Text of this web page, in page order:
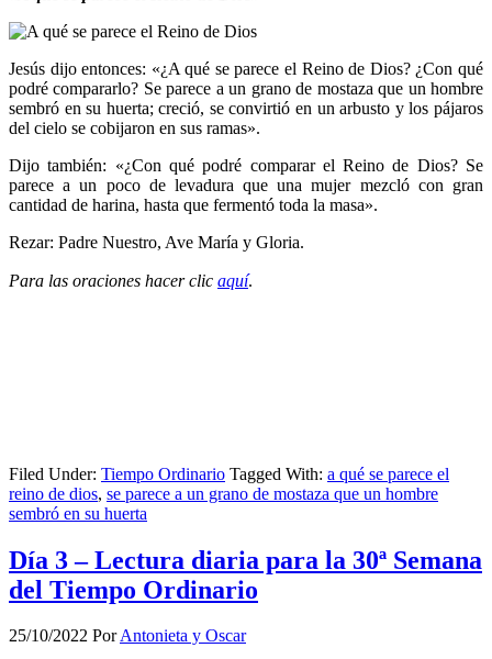
Jesús dijo entonces: «¿A qué se parece el Reino de Dios? ¿Con qué
podré compararlo? Se parece a un grano de mostaza que un hombre
sembró en su huerta; creció, se convirtió en un arbusto y los pájaros
del cielo se cobijaron en sus ramas».
Dijo también: «¿Con qué podré comparar el Reino de Dios? Se
parece a un poco de levadura que una mujer mezcló con gran
cantidad de harina, hasta que fermentó toda la masa».
Rezar: Padre Nuestro, Ave María y Gloria.
Para las oraciones hacer clic aquí.
Filed Under: Tiempo Ordinario Tagged With: a qué se parece el
reino de dios, se parece a un grano de mostaza que un hombre
sembró en su huerta
Día 3 – Lectura diaria para la 30ª Semana
del Tiempo Ordinario
25/10/2022 PorAntonieta y Oscar